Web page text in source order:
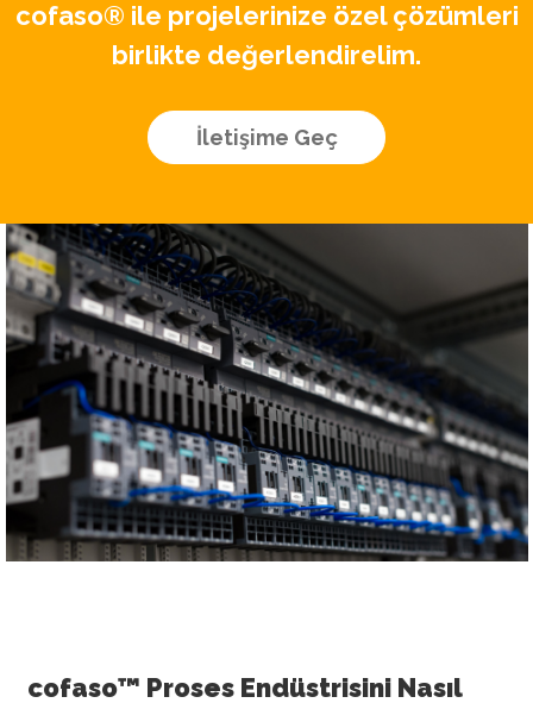
cofaso® ile projelerinize özel çözümleri
birlikte değerlendirelim.
İletişime Geç
cofaso™ Proses Endüstrisini Nasıl